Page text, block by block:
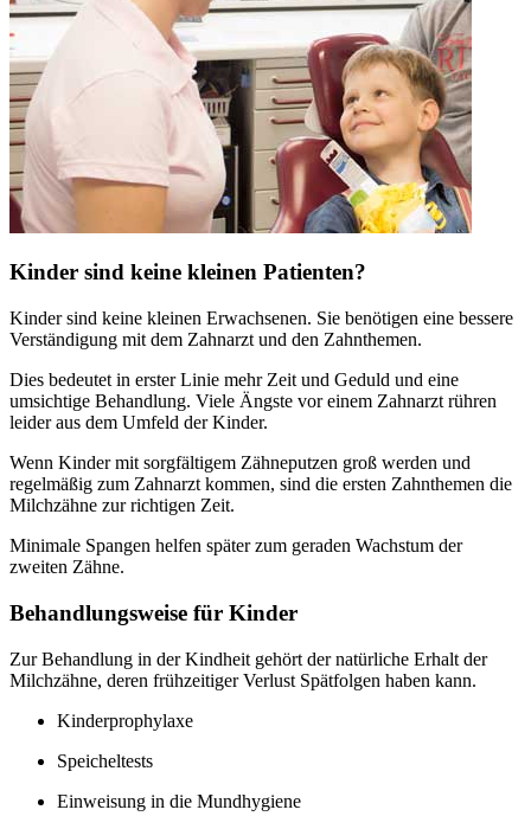
Kinder sind keine kleinen Patienten?
Kinder sind keine kleinen Erwachsenen. Sie benötigen eine bessere
Verständigung mit dem Zahnarzt und den Zahnthemen.
Dies bedeutet in erster Linie mehr Zeit und Geduld und eine
umsichtige Behandlung. Viele Ängste vor einem Zahnarzt rühren
leider aus dem Umfeld der Kinder.
Wenn Kinder mit sorgfältigem Zähneputzen groß werden und
regelmäßig zum Zahnarzt kommen, sind die ersten Zahnthemen die
Milchzähne zur richtigen Zeit.
Minimale Spangen helfen später zum geraden Wachstum der
zweiten Zähne.
Behandlungsweise für Kinder
Zur Behandlung in der Kindheit gehört der natürliche Erhalt der
Milchzähne, deren frühzeitiger Verlust Spätfolgen haben kann.
Kinderprophylaxe
Speicheltests
Einweisung in die Mundhygiene